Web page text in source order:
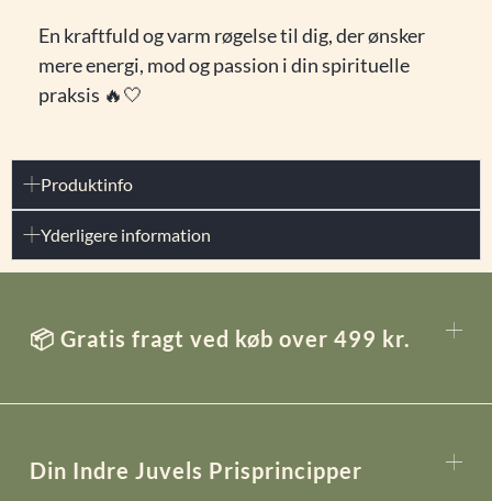
En kraftfuld og varm røgelse til dig, der ønsker
mere energi, mod og passion i din spirituelle
praksis 🔥🤍
Produktinfo
Yderligere information
📦 Gratis fragt ved køb over 499 kr.
Din Indre Juvels Prisprincipper